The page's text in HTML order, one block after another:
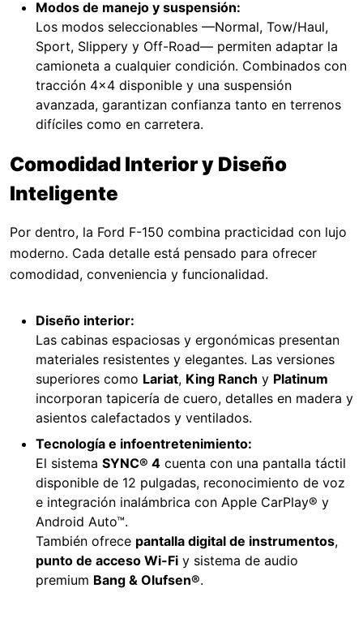
Modos de manejo y suspensión:
Los modos seleccionables —Normal, Tow/Haul,
Sport, Slippery y Off-Road— permiten adaptar la
camioneta a cualquier condición. Combinados con
tracción 4x4 disponible y una suspensión
avanzada, garantizan confianza tanto en terrenos
difíciles como en carretera.
Comodidad Interior y Diseño
Inteligente
Por dentro, la Ford F-150 combina practicidad con lujo
moderno. Cada detalle está pensado para ofrecer
comodidad, conveniencia y funcionalidad.
Diseño interior:
Las cabinas espaciosas y ergonómicas presentan
materiales resistentes y elegantes. Las versiones
superiores como Lariat, King Ranch y Platinum
incorporan tapicería de cuero, detalles en madera y
asientos calefactados y ventilados.
Tecnología e infoentretenimiento:
El sistema SYNC® 4 cuenta con una pantalla táctil
disponible de 12 pulgadas, reconocimiento de voz
e integración inalámbrica con Apple CarPlay® y
Android Auto™.
También ofrece pantalla digital de instrumentos,
punto de acceso Wi-Fi y sistema de audio
premium Bang & Olufsen®.